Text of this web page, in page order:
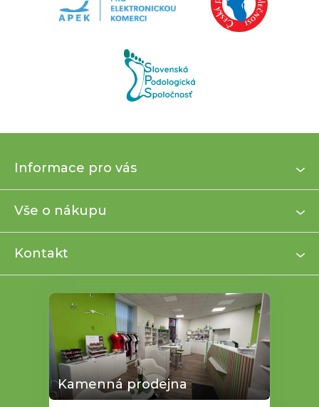
p
t
Informace pro vás
Vše o nákupu
Kontakt
Kamenná prodejna